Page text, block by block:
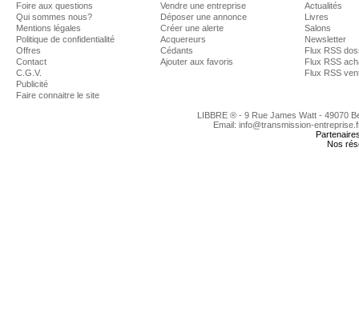
Foire aux questions
Qui sommes nous?
Mentions légales
Politique de confidentialité
Offres
Contact
C.G.V.
Publicité
Faire connaitre le site
Vendre une entreprise
Déposer une annonce
Créer une alerte
Acquereurs
Cédants
Ajouter aux favoris
Actualités
Livres
Salons
Newsletter
Flux RSS
Flux RSS
Flux RSS
LIBBRE ® - 9 Rue James Watt - 49070
Email: info@transmission-
Nos